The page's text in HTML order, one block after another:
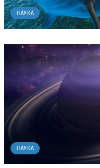
НАУКА
НАУКА